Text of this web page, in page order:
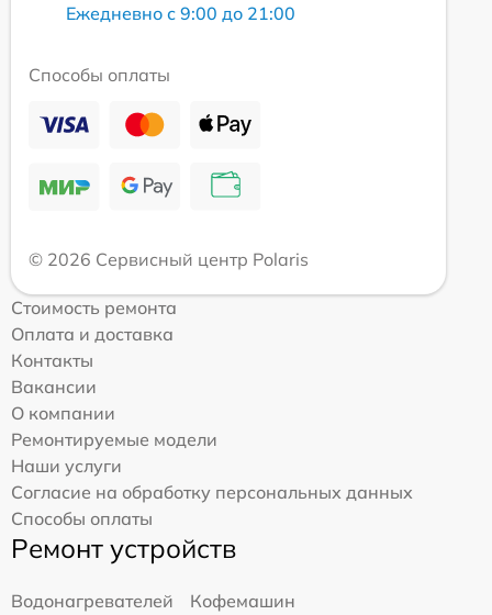
Ежедневно с 9:00 до 21:00
Способы оплаты
© 2026 Сервисный центр Polaris
Стоимость ремонта
Оплата и доставка
Контакты
Вакансии
О компании
Ремонтируемые модели
Наши услуги
Согласие на обработку персональных данных
Способы оплаты
Ремонт устройств
Водонагревателей
Кофемашин